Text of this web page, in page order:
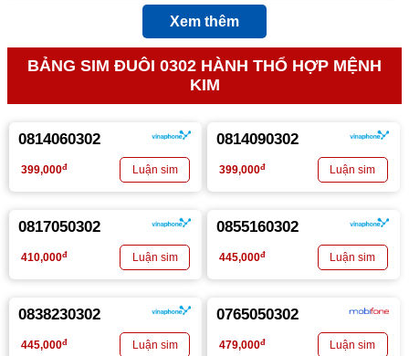
Xem thêm
BẢNG SIM ĐUÔI 0302 HÀNH THỔ HỢP MỆNH
KIM
0814060302
399,000đ
0814090302
399,000đ
0817050302
410,000đ
0855160302
445,000đ
0838230302
445,000đ
0765050302
479,000đ